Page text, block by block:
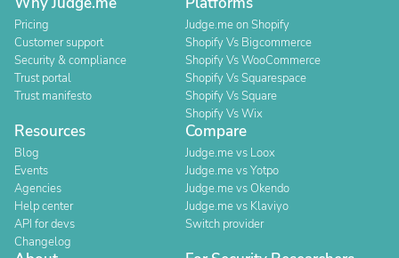
Pricing
Customer support
Security & compliance
Trust portal
Trust manifesto
Judge.me on Shopify
Shopify Vs Bigcommerce
Shopify Vs WooCommerce
Shopify Vs Squarespace
Shopify Vs Square
Shopify Vs Wix
Resources
Blog
Events
Agencies
Help center
API for devs
Changelog
Compare
Judge.me vs Loox
Judge.me vs Yotpo
Judge.me vs Okendo
Judge.me vs Klaviyo
Switch provider